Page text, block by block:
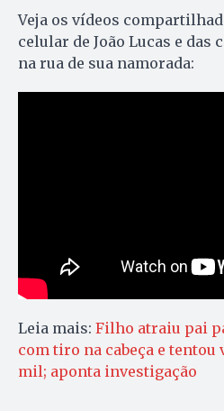
Veja os vídeos
celular de João Lucas e das
na rua de sua namorada:
Leia mais: Filho atraiu pai
com tiro na cabeça e tentou
mil; aponta investigação